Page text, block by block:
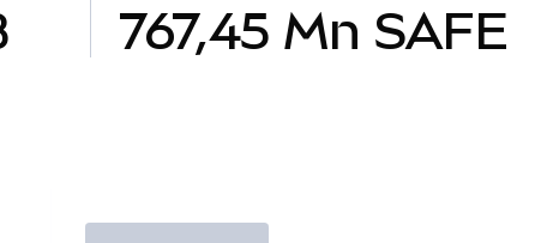
767,45 Mn SAFE
İşlem Yap